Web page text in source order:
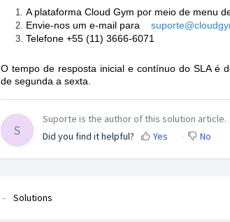
A plataforma Cloud Gym por meio de menu
Envie-nos um e-mail para
Telefone +55 (11) 3666-6071
O tempo de resposta inicial e contínuo do SLA é
de segunda a sexta.
S
Suporte is the author of this solution article.
Did you find it helpful?
Yes No
Solutions